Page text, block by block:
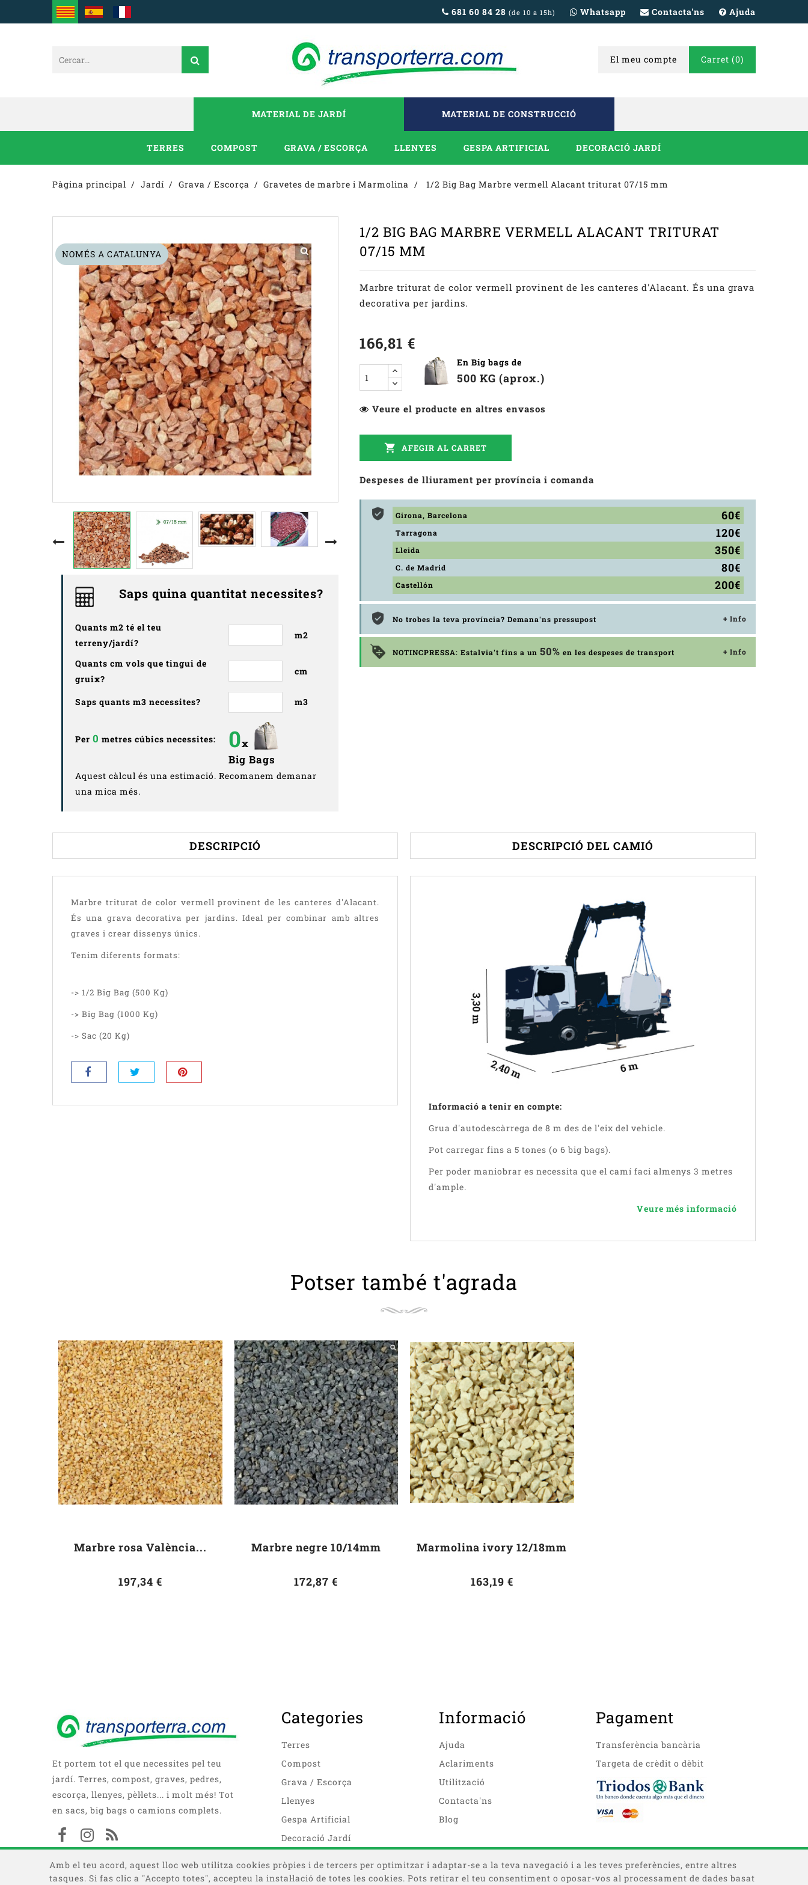
681 60 84 28 (de 10 a 15h) Whatsapp Contacta'ns Ajuda
Carret (0)
El meu compte
MATERIAL DE JARDÍ MATERIAL DE CONSTRUCCIÓ
TERRES COMPOST GRAVA / ESCORÇA LLENYES GESPA ARTIFICIAL DECORACIÓ JARDÍ
Pàgina principal Jardí Grava / Escorça Gravetes de marbre i Marmolina 1/2 Big Bag Marbre vermell Alacant triturat 07/15 mm
NOMÉS A CATALUNYA
1/2 BIG BAG MARBRE VERMELL ALACANT TRITURAT
07/15 MM
Marbre triturat de color vermell provinent de les canteres d'Alacant. És una grava
decorativa per jardins.
166,81 €
En Big bags de
500 KG (aprox.)
Veure el producte en altres envasos
 AFEGIR AL CARRET
Despeses de lliurament per província i comanda
Girona, Barcelona 60€
Tarragona 120€
Lleida 350€
C. de Madrid 80€
Castellón 200€
No trobes la teva província? Demana'ns pressupost + Info
NOTINCPRESSA: Estalvia't fins a un 50% en les despeses de transport + Info
Saps quina quantitat necessites?
Quants m2 té el teu
terreny/jardí?
m2
Quants cm vols que tingui de
gruix?
cm
Saps quants m3 necessites? m3
Per 0 metres cúbics necessites: 0x
Big Bags
Aquest càlcul és una estimació. Recomanem demanar
una mica més.
DESCRIPCIÓ
Marbre triturat de color vermell provinent de les canteres d'Alacant.
És una grava decorativa per jardins. Ideal per combinar amb altres
graves i crear dissenys únics.
Tenim diferents formats:
-> 1/2 Big Bag (500 Kg)
-> Big Bag (1000 Kg)
-> Sac (20 Kg)
DESCRIPCIÓ DEL CAMIÓ
Informació a tenir en compte:
Grua d'autodescàrrega de 8 m des de l'eix del vehicle.
Pot carregar fins a 5 tones (o 6 big bags).
Per poder maniobrar es necessita que el camí faci almenys 3 metres
d'ample.
Veure més informació
Potser també t'agrada
Marbre rosa València...
197,34 €
Marbre negre 10/14mm
172,87 €
Marmolina ivory 12/18mm
163,19 €
Et portem tot el que necessites pel teu
jardí. Terres, compost, graves, pedres,
escorça, llenyes, pèl·lets... i molt més! Tot
en sacs, big bags o camions complets.
Categories
Terres
Compost
Grava / Escorça
Llenyes
Gespa Artificial
Decoració Jardí
Informació
Ajuda
Aclariments
Utilització
Contacta'ns
Blog
Pagament
Transferència bancària
Targeta de crèdit o dèbit
Amb el teu acord, aquest lloc web utilitza cookies pròpies i de tercers per optimitzar i adaptar-se a la teva navegació i a les teves preferències, entre altres
tasques. Si fas clic a "Accepto totes", accepteu la instal·lació de totes les cookies. Pots retirar el teu consentiment o oposar-vos al processament de dades basat